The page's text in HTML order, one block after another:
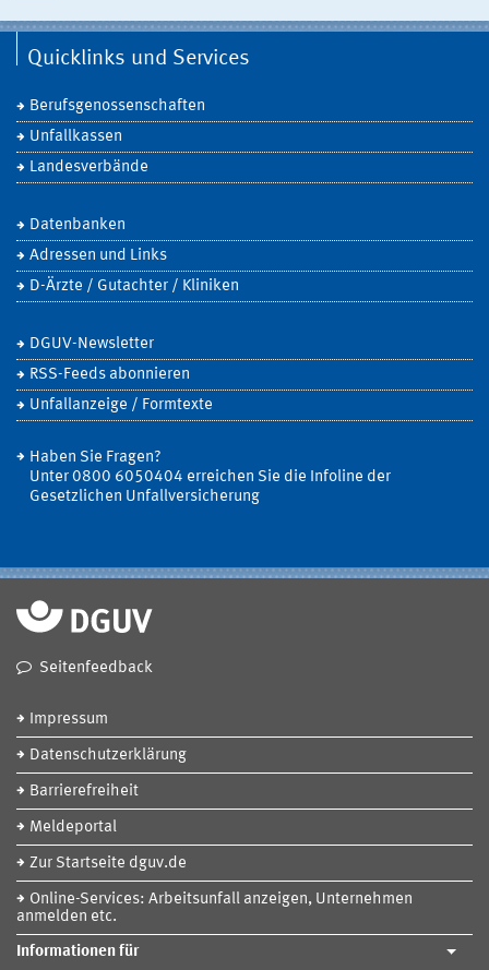
Quicklinks und Services
Berufsgenossenschaften
Unfallkassen
Landesverbände
Datenbanken
Adressen und Links
D-Ärzte / Gutachter / Kliniken
DGUV-Newsletter
RSS-Feeds abonnieren
Unfallanzeige / Formtexte
Haben Sie Fragen?
Unter 0800 6050404 erreichen Sie die Infoline der
Gesetzlichen Unfallversicherung
Seitenfeedback
Impressum
Datenschutzerklärung
Barrierefreiheit
Meldeportal
Zur Startseite dguv.de
Online-Services: Arbeitsunfall anzeigen, Unternehmen
anmelden etc.
Informationen für